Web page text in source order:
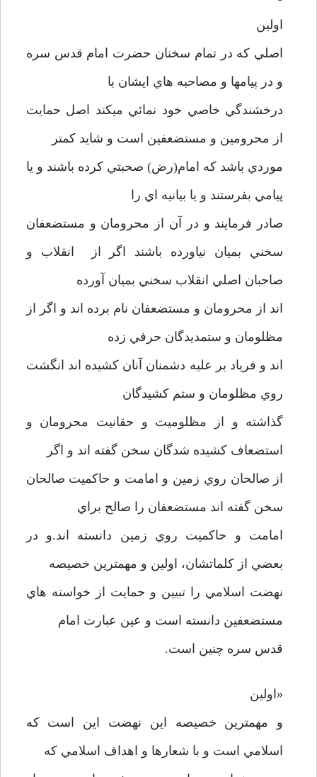
اولين
اصلي که در تمام سخنان حضرت امام قدس سره
و در پيامها و مصاحبه هاي ايشان با
درخشندگي خاصي خود نمائي ميکند اصل حمايت
از محرومين و مستضعفين است و شايد کمتر
موردي باشد که امام(رض) صحبتي کرده باشند و يا
پيامي بفرستند و يا بيانيه اي را
صادر فرمايند و در آن از محرومان و مستضعفان
سخني بميان نياورده باشند اگر از انقلاب و
صاحبان اصلي انقلاب سخني بميان آورده
اند از محرومان و مستضعفان نام برده اند و اگر از
مظلومان و ستمديدگان حرفي زده
اند و فرياد بر عليه دشمنان آنان کشيده اند انگشت
روي مظلومان و ستم کشيدگان
گذاشته و از مظلوميت و حقانيت محرومان و
استضعاف کشيده شدگان سخن گفته اند و اگر
از صالحان روي زمين و امامت و حاکميت صالحان
سخن گفته اند مستضعفان را صالح براي
امامت و حاکميت روي زمين دانسته اند.و در
بعضي از کلماتشان، اولين و مهمترين خصيصه
نهضت اسلامي را تبيين و حمايت از خواسته هاي
مستضعفين دانسته است و عين عبارت امام
قدس سره چنين است.
«اولين
و مهمترين خصيصه اين نهضت اين است که
اسلامي است و با شعارها و اهداف اسلامي که